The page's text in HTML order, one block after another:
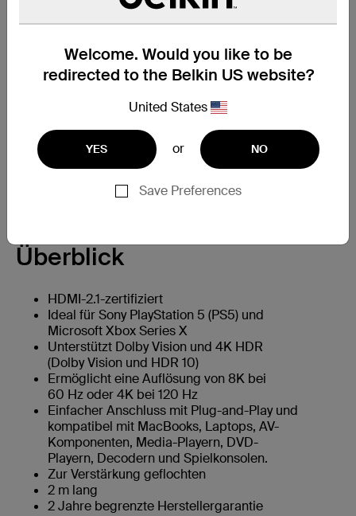
Welcome. Would you like to be
redirected to the Belkin US website?
United States
YES or NO
Save Preferences
Ihr Audiosystem hat ein Upgrade verdient. Unsere HDMI-
Qualität des übertragenen Audiosignals erheblich
verbessert: ein Genuss für Ihre Ohren.
Extrastarkes Schirmgeflecht
Das Kabel ist mit einem verschleißfesten Geflechtmantel
verlängern die Lebensdauer Ihres Kabels.
Überblick
HDMI-2.1-zertifiziert
Ideal für Sony PlayStation 5 (PS5) und
Microsoft Xbox Series X
Unterstützt Dolby Vision und 4K HDR
(Dolby Vision und HDR 10)
Ermöglicht eine Auflösung von 8K bei
60 Hz oder 4K bei 120 Hz
Einfacher Anschluss mit Plug-and-Play und
kompatibel mit MacBooks, Laptops, AV-
Komponenten, Media-Playern, DVD-
Playern, Decodern und Spielkonsolen.
Zur Verstärkung geflochten
2 m lang
2 Jahre begrenzte Herstellergarantie